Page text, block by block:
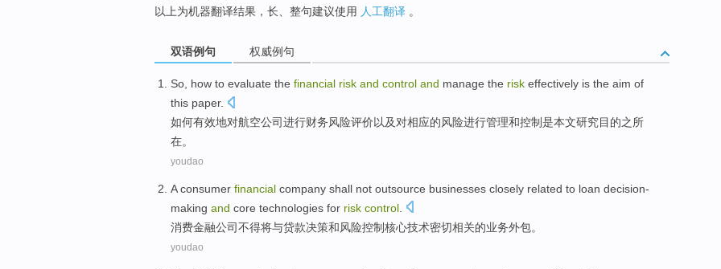
以上为机器翻译结果，长、整句建议使用 人工翻译 。
双语例句 权威例句
So, how to evaluate the financial risk and control and manage the risk effectively is the aim of
this paper.
如何有效地对航空公司进行财务风险评价以及对相应的风险进行管理和控制是本文研究目的之所
在。
youdao
Aconsumer financial company shall not outsource businesses closely related to loan decision-
making and core technologies for risk control
消费金融公司不得将与贷款决策和风险控制核心技术密切相关的业务外包。
youdao